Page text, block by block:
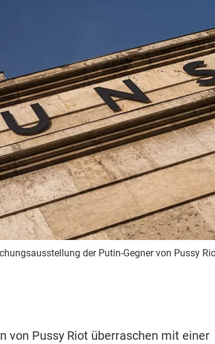
der Putin-Gegner von Pussy
von Pussy Riot überraschen mit einer